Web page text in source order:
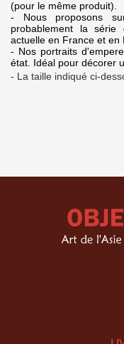
(pour le même produit).
- Nous proposons
probablement la
actuelle en France et en
- Nos portraits
état. Idéal pour décorer
- La taille indiqué ci-